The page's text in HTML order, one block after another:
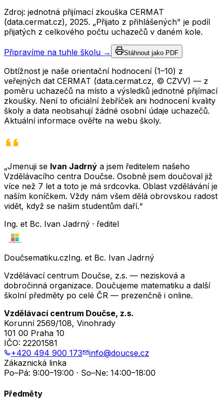
Zdroj: jednotná přijímací zkouška CERMAT
(data.cermat.cz), 2025. „Přijato z přihlášených" je podíl
přijatých z celkového počtu uchazečů v daném kole.
Připravíme na tuhle školu → Stáhnout jako PDF
Obtížnost je naše orientační hodnocení (1–10) z
veřejných dat CERMAT (data.cermat.cz, © CZVV) — z
poměru uchazečů na místo a výsledků jednotné přijímací
zkoušky. Není to oficiální žebříček ani hodnocení kvality
školy a data neobsahují žádné osobní údaje uchazečů.
Aktuální informace ověřte na webu školy.
„Jmenuji se Ivan Jadrný a jsem ředitelem našeho
Vzdělávacího centra Doučse. Osobně jsem doučoval již
více než 7 let a toto je má srdcovka. Oblast vzdělávání je
naším koníčkem. Vždy nám všem dělá obrovskou radost
vidět, když se našim studentům daří.“
Ing. et Bc. Ivan Jadrný · ředitel
Doučsematiku.czIng. et Bc. Ivan Jadrný
Vzdělávací centrum Doučse, z.s. — nezisková a
dobročinná organizace. Doučujeme matematiku a další
školní předměty po celé ČR — prezenčně i online.
Vzdělávací centrum Doučse, z.s.
Korunní 2569/108, Vinohrady
101 00 Praha 10
IČO: 22201581
+420 494 900 173
info@doucse.cz
Zákaznická linka
Po–Pá: 9:00–19:00 · So–Ne: 14:00–18:00
Předměty